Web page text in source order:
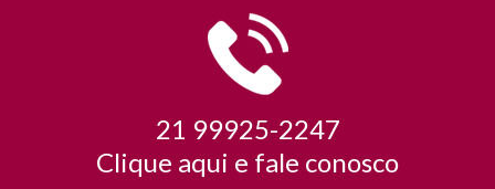
21 99925-2247
Clique aqui e fale conosco